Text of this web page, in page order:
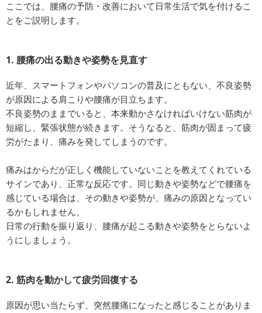
ここでは、腰痛の予防・改善において日常生活で気を付けるこ
とをご説明します。
1. 腰痛の出る動きや姿勢を見直す
近年、スマートフォンやパソコンの普及にともない、不良姿勢
が原因による肩こりや腰痛が目立ちます。
不良姿勢のままでいると、本来動かさなければいけない筋肉が
短縮し、緊張状態が続きます。そうなると、筋肉が固まって疲
労がたまり、痛みを発してしまうのです。
痛みはからだが正しく機能していないことを教えてくれている
サインであり、正常な反応です。同じ動きや姿勢などで腰痛を
感じている場合は、その動きや姿勢が、痛みの原因となってい
るかもしれません。
日常の行動を振り返り、腰痛が起こる動きや姿勢をとらないよ
うにしましょう。
2. 筋肉を動かして疲労回復する
原因が思い当たらず、突然腰痛になったと感じることがありま